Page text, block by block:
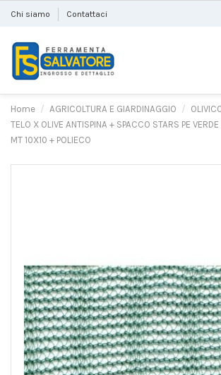
Chi siamo Contattaci
Home AGRICOLTURA E GIARDINAGGIO
TELO X OLIVE ANTISPINA + SPACCO STARS PE
MT 10X10 + POLIECO